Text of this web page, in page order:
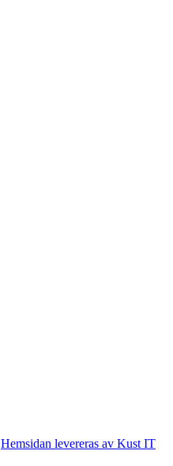
Hemsidan levereras av Kust IT